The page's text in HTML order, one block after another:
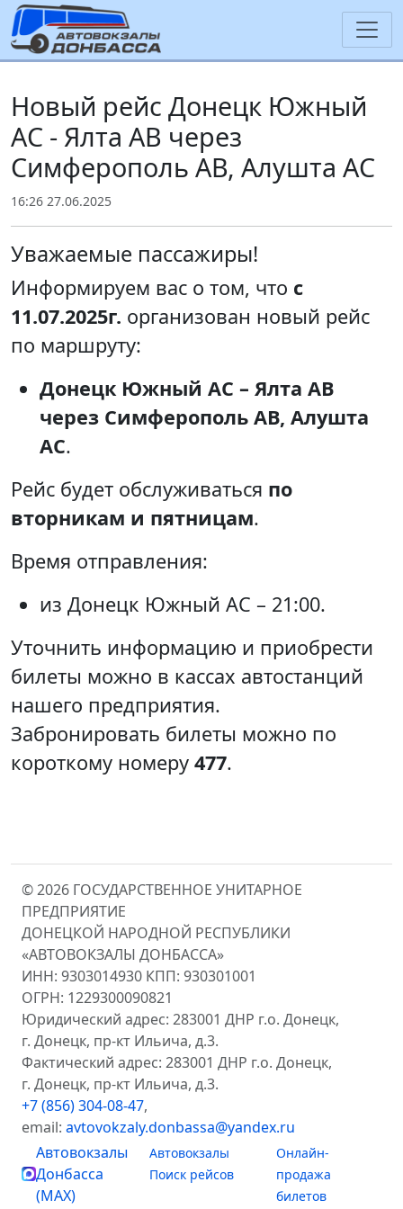
Новый рейс Донецк Южный
АС - Ялта АВ через
Симферополь АВ, Алушта АС
16:26 27.06.2025
Уважаемые пассажиры!
Информируем вас о том, что с
11.07.2025г. организован новый рейс
по маршруту:
Донецк Южный АС – Ялта АВ
через Симферополь АВ, Алушта
АС.
Рейс будет обслуживаться по
вторникам и пятницам.
Время отправления:
из Донецк Южный АС – 21:00.
Уточнить информацию и приобрести
билеты можно в кассах автостанций
нашего предприятия.
Забронировать билеты можно по
короткому номеру 477.
© 2026 ГОСУДАРСТВЕННОЕ УНИТАРНОЕ
ПРЕДПРИЯТИЕ
ДОНЕЦКОЙ НАРОДНОЙ РЕСПУБЛИКИ
«АВТОВОКЗАЛЫ ДОНБАССА»
ИНН: 9303014930 КПП: 930301001
ОГРН: 1229300090821
Юридический адрес: 283001 ДНР г.о. Донецк,
г. Донецк, пр-кт Ильича, д.3.
Фактический адрес: 283001 ДНР г.о. Донецк,
г. Донецк, пр-кт Ильича, д.3.
+7 (856) 304-08-47,
email: avtovokzaly.donbassa@yandex.ru
Автовокзалы
Донбасса
(MAX)
Автовокзалы
Поиск рейсов
Онлайн-
продажа
билетов